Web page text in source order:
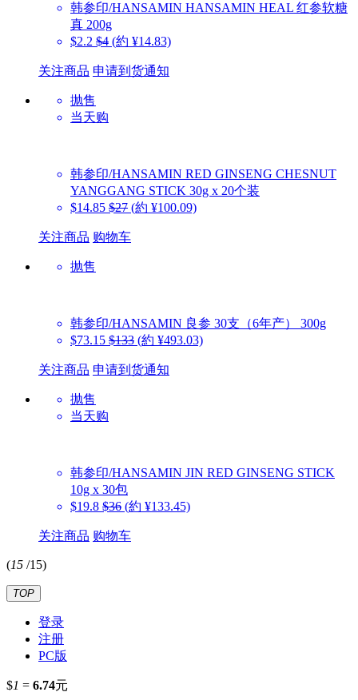
韩参印/HANSAMIN HANSAMIN HEAL 红参软糖
真 200g
$2.2 $4 (約 ¥14.83)
关注商品 申请到货通知
抛售
当天购
韩参印/HANSAMIN RED GINSENG CHESNUT
YANGGANG STICK 30g x 20个装
$14.85 $27 (約 ¥100.09)
关注商品 购物车
抛售
韩参印/HANSAMIN 良参 30支（6年产） 300g
$73.15 $133 (約 ¥493.03)
关注商品 申请到货通知
抛售
当天购
韩参印/HANSAMIN JIN RED GINSENG STICK
10g x 30包
$19.8 $36 (約 ¥133.45)
关注商品 购物车
(15 /15)
TOP
登录
注册
PC版
$1 = 6.74元